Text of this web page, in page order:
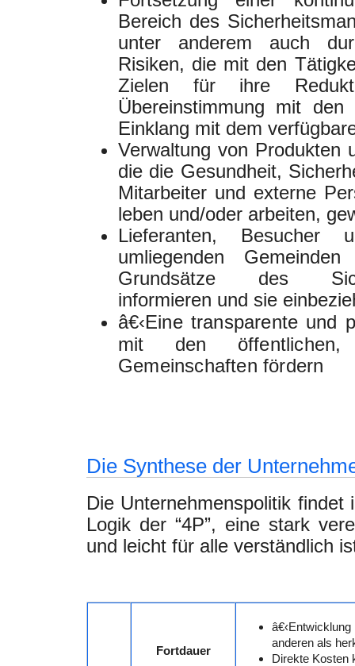
Bereich des
unter anderem auch
Risiken, die mit den
Zielen für ihre
Übereinstimmung mit
Einklang mit dem
Verwaltung von Produkten
die die Gesundheit,
Mitarbeiter und externe
leben und/oder arbeiten,
Lieferanten,
umliegenden
Grundsätze des
informieren und sie
â€‹Eine transparente und
mit den
Gemeinschaften fördern
Die Synthese der
Die Unternehmenspolitik
Logik der “4P”, eine stark
und leicht für alle verständlich
Fortdauer
anderen als
Direkte Kosten